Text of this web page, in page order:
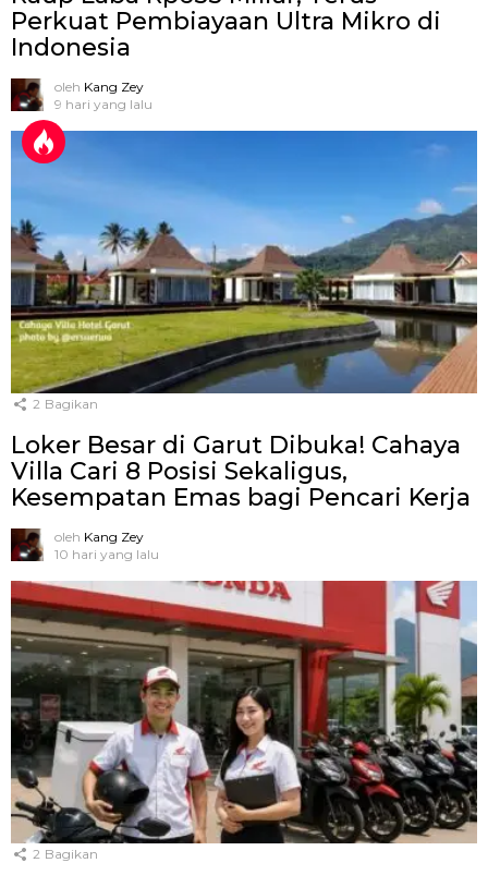
Perkuat Pembiayaan Ultra Mikro di
Indonesia
oleh Kang Zey
9 hari yang lalu
2 Bagikan
Loker Besar di Garut Dibuka! Cahaya
Villa Cari 8 Posisi Sekaligus,
Kesempatan Emas bagi Pencari Kerja
oleh Kang Zey
10 hari yang lalu
2 Bagikan